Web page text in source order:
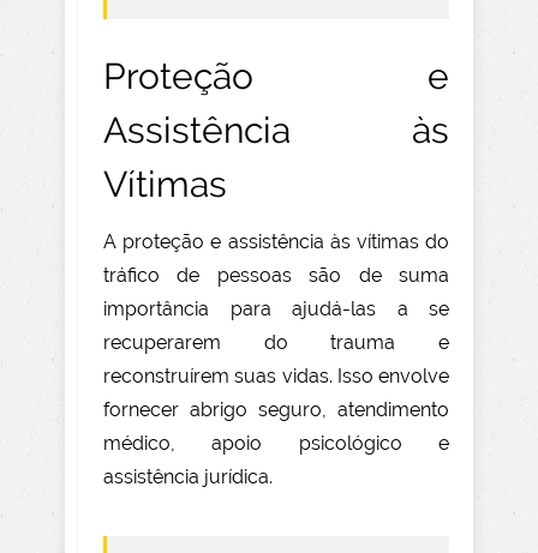
Proteção e
Assistência às
Vítimas
A proteção e assistência às vítimas do
tráfico de pessoas são de suma
importância para ajudá-las a se
recuperarem do trauma e
reconstruírem suas vidas. Isso envolve
fornecer abrigo seguro, atendimento
médico, apoio psicológico e
assistência jurídica.